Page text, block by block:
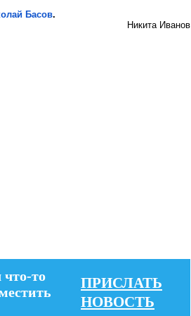
Басов.
Никита Иванов
что-то
ПРИСЛАТЬ
НОВОСТЬ